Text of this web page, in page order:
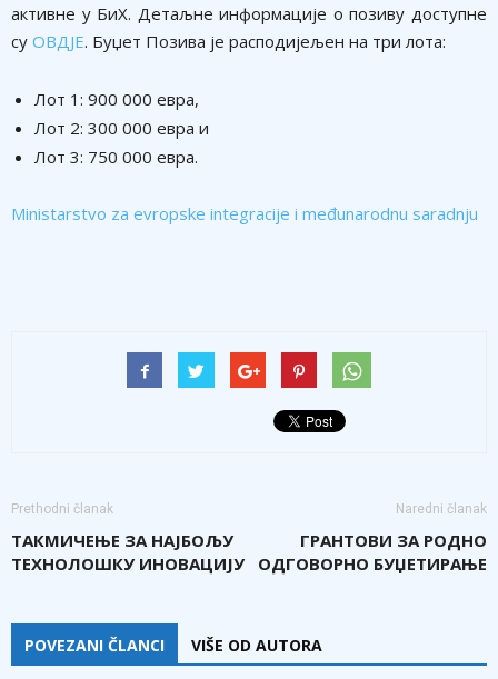
активне у БиХ. Детаљне информације о позиву доступне
су ОВДЈЕ. Буџет Позива је расподијељен на три лота:
Лот 1: 900 000 евра,
Лот 2: 300 000 евра и
Лот 3: 750 000 евра.
Ministarstvo za evropske integracije i međunarodnu saradnju
Prethodni članak
ТАКМИЧЕЊЕ ЗА НАЈБОЉУ
ТЕХНОЛОШКУ ИНОВАЦИЈУ
Naredni članak
ГРАНТОВИ ЗА РОДНО
ОДГОВОРНО БУЏЕТИРАЊЕ
POVEZANI ČLANCI VIŠE OD AUTORA